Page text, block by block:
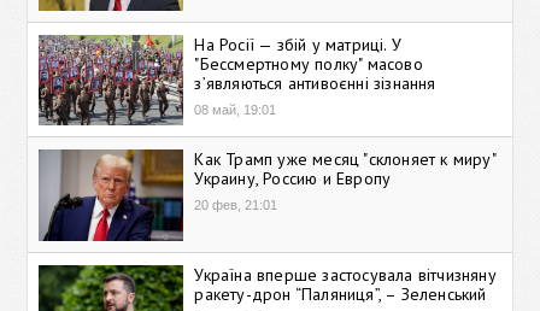
На Росії — збій у матриці. У
"Бессмертному полку" масово
зʼявляються антивоєнні зізнання
08 май, 19:01
Как Трамп уже месяц "склоняет к миру"
Украину, Россию и Европу
20 фев, 21:01
Україна вперше застосувала вітчизняну
ракету-дрон “Паляниця”, – Зеленський